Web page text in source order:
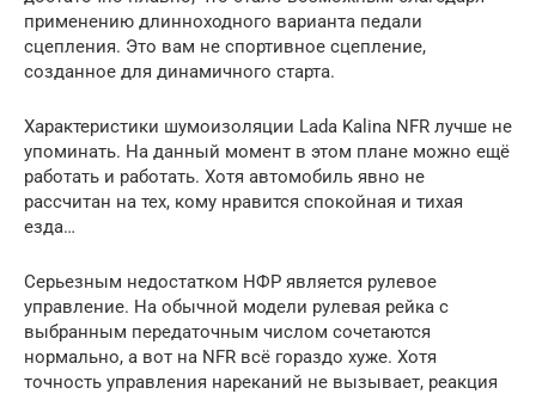
применению длинноходного варианта педали
сцепления. Это вам не спортивное сцепление,
созданное для динамичного старта.
Характеристики шумоизоляции Lada Kalina NFR лучше не
упоминать. На данный момент в этом плане можно ещё
работать и работать. Хотя автомобиль явно не
рассчитан на тех, кому нравится спокойная и тихая
езда…
Серьезным недостатком НФР является рулевое
управление. На обычной модели рулевая рейка с
выбранным передаточным числом сочетаются
нормально, а вот на NFR всё гораздо хуже. Хотя
точность управления нареканий не вызывает, реакция